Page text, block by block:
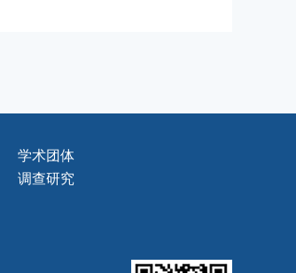
学术团体
调查研究